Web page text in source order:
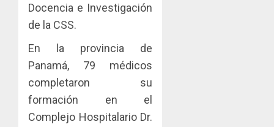
Docencia e Investigación
de la CSS.
En la provincia de
Panamá, 79 médicos
completaron su
formación en el
Complejo Hospitalario Dr.